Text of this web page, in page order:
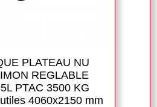
PLATEAU NU
REGLABLE
PTAC 3500 KG
4060x2150 mm